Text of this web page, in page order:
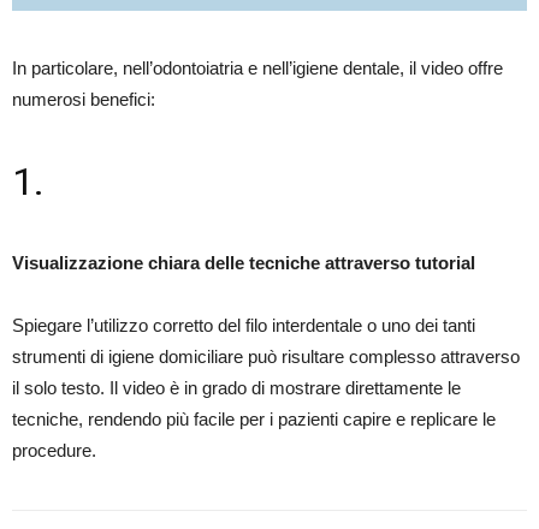
In particolare, nell’odontoiatria e nell’igiene dentale, il video offre
numerosi benefici:
1.
Visualizzazione chiara delle tecniche attraverso tutorial
Spiegare l’utilizzo corretto del filo interdentale o uno dei tanti
strumenti di igiene domiciliare può risultare complesso attraverso
il solo testo. Il video è in grado di mostrare direttamente le
tecniche, rendendo più facile per i pazienti capire e replicare le
procedure.